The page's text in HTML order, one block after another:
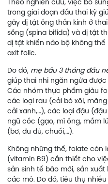
Theo nghiên cứu, việc bổ
trong giai đoạn đầu thai kỳ
gây dị tật ống thần kinh ở
sống (spina bifida) và dị tật
dị tật khiến não bộ không
axit folic.
Do đó, mẹ bầu 3 tháng đầu
giúp thai nhi ngăn ngừa
Các nhóm thực phẩm giàu
các loại rau (cải bó xôi,
cải xanh,…), các loại đậu
ngũ cốc (gạo, mì ống, mầm
(bơ, đu đủ, chuối,…).
Không những thế, folate còn
(vitamin B9) cần thiết cho
sản sinh tế bào mới, sản
các mô. Do đó, tiêu thụ